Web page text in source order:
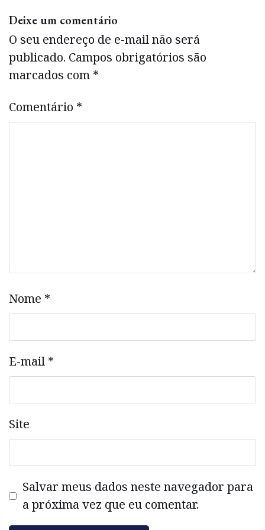
Deixe um comentário
O seu endereço de e-mail não será
publicado. Campos obrigatórios são
marcados com *
Comentário *
Nome *
E-mail *
Site
Salvar meus dados neste navegador para
a próxima vez que eu comentar.